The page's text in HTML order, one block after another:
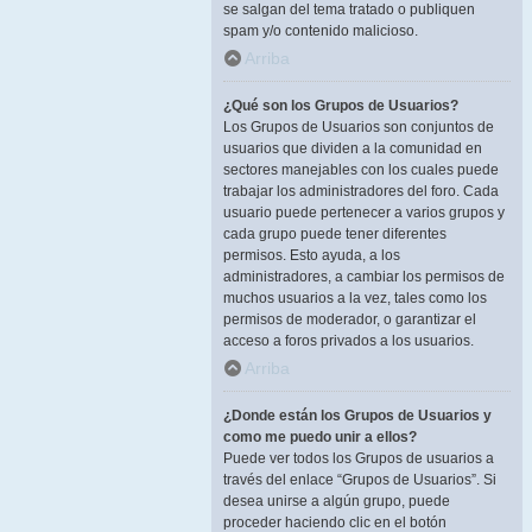
se salgan del tema tratado o publiquen
spam y/o contenido malicioso.
Arriba
¿Qué son los Grupos de Usuarios?
Los Grupos de Usuarios son conjuntos de
usuarios que dividen a la comunidad en
sectores manejables con los cuales puede
trabajar los administradores del foro. Cada
usuario puede pertenecer a varios grupos y
cada grupo puede tener diferentes
permisos. Esto ayuda, a los
administradores, a cambiar los permisos de
muchos usuarios a la vez, tales como los
permisos de moderador, o garantizar el
acceso a foros privados a los usuarios.
Arriba
¿Donde están los Grupos de Usuarios y
como me puedo unir a ellos?
Puede ver todos los Grupos de usuarios a
través del enlace “Grupos de Usuarios”. Si
desea unirse a algún grupo, puede
proceder haciendo clic en el botón